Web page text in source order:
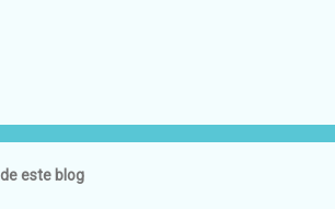
este blog